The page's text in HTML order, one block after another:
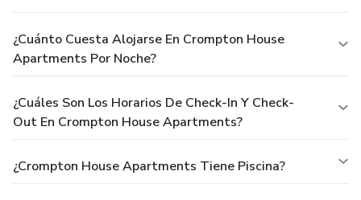
¿Cuánto Cuesta Alojarse En Crompton House
Apartments Por Noche?
¿Cuáles Son Los Horarios De Check-In Y Check-
Out En Crompton House Apartments?
¿Crompton House Apartments Tiene Piscina?